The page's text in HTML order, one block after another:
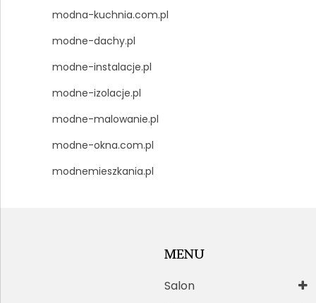
modna-kuchnia.com.pl
modne-dachy.pl
modne-instalacje.pl
modne-izolacje.pl
modne-malowanie.pl
modne-okna.com.pl
modnemieszkania.pl
MENU
Salon